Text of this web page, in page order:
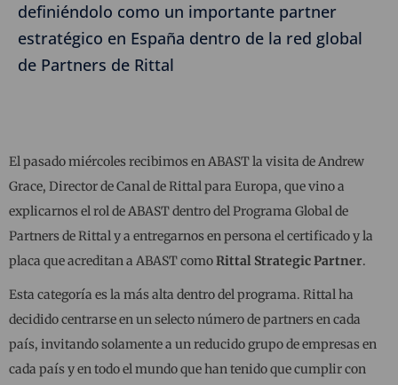
definiéndolo como un importante partner
estratégico en España dentro de la red global
de Partners de Rittal
El pasado miércoles recibimos en ABAST la visita de Andrew
Grace, Director de Canal de Rittal para Europa, que vino a
explicarnos el rol de ABAST dentro del Programa Global de
Partners de Rittal y a entregarnos en persona el certificado y la
placa que acreditan a ABAST comoRittal Strategic Partner.
Esta categoría es la más alta dentro del programa. Rittal ha
decidido centrarse en un selecto número de partners en cada
país, invitando solamente a un reducido grupo de empresas en
cada país y en todo el mundo que han tenido que cumplir con